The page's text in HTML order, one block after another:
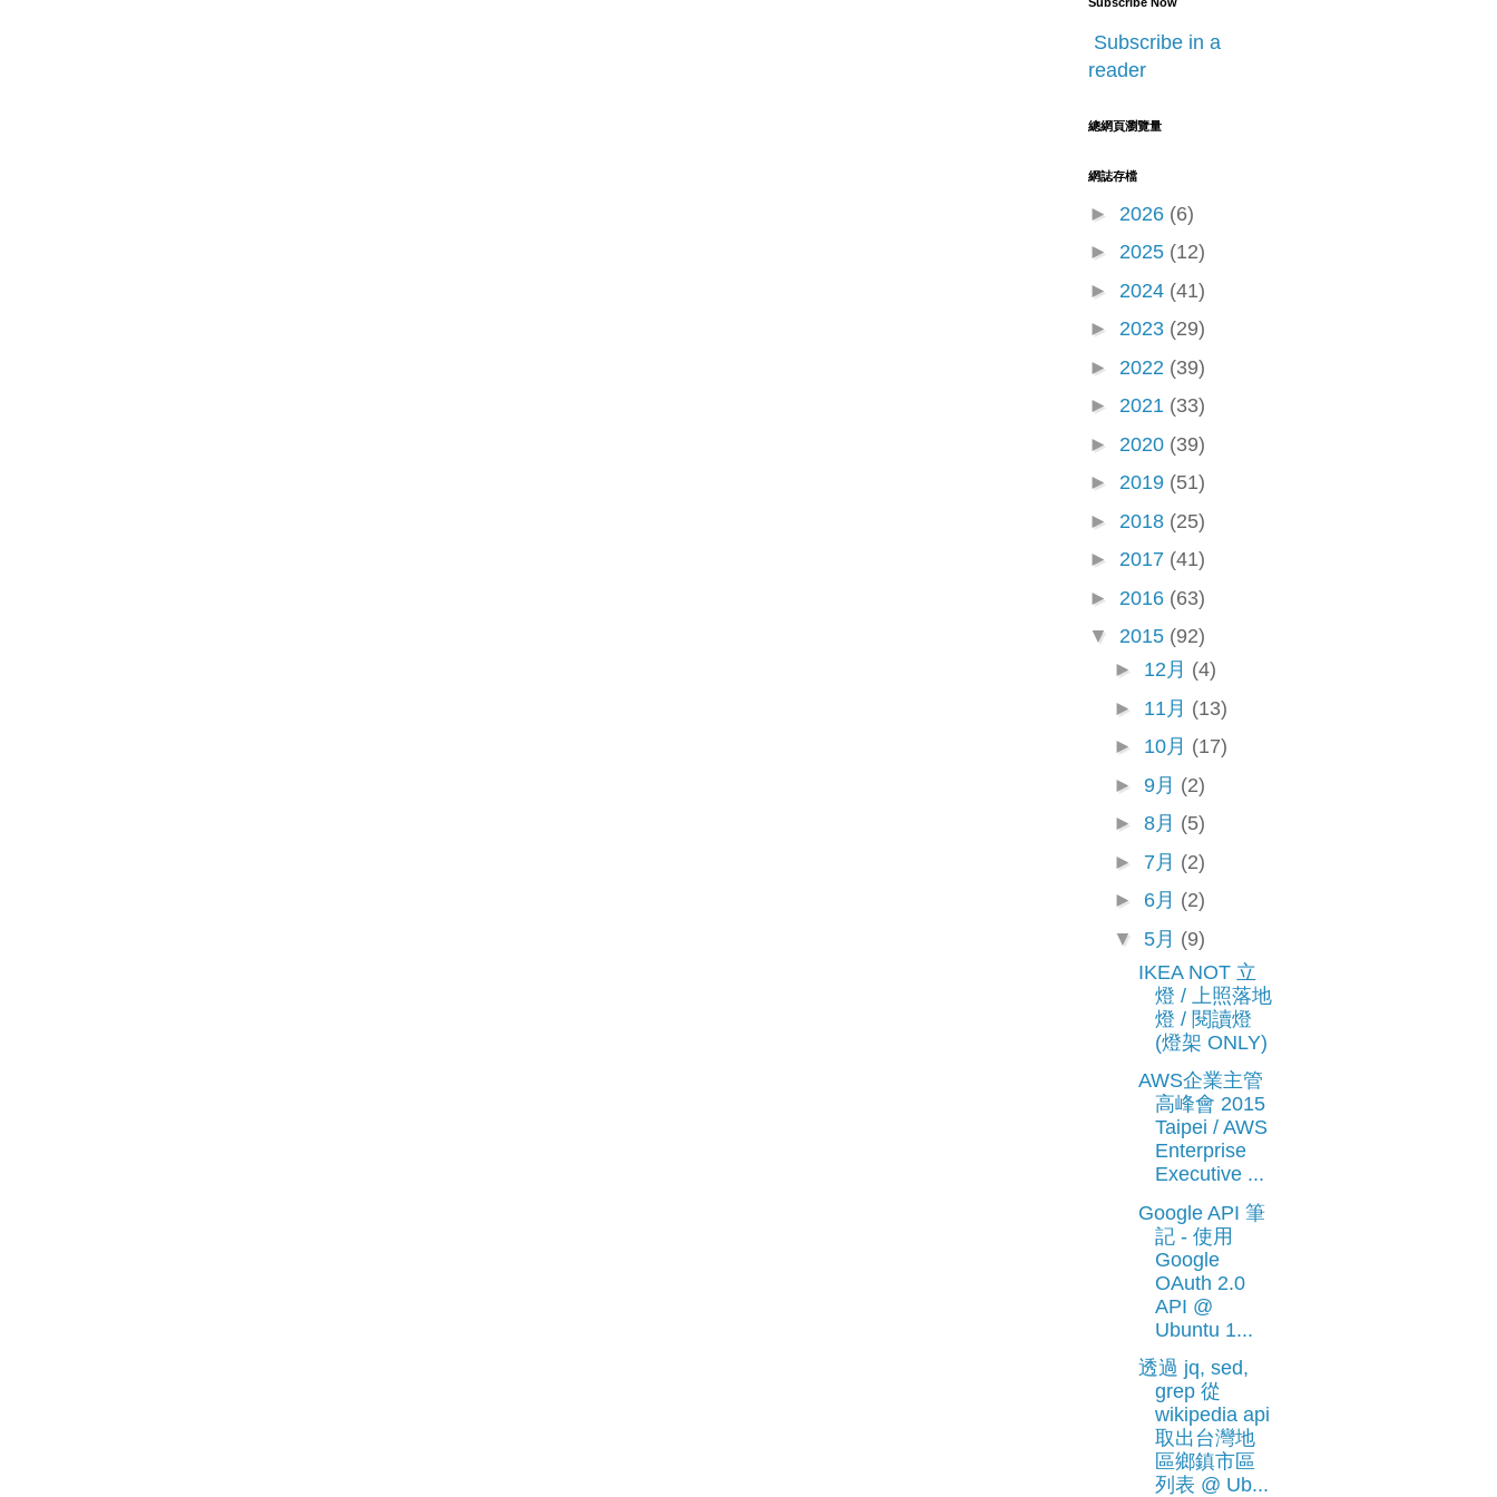
Subscribe in a
reader
總網頁瀏覽量
網誌存檔
► 2026 (6)
► 2025 (12)
► 2024 (41)
► 2023 (29)
► 2022 (39)
► 2021 (33)
► 2020 (39)
► 2019 (51)
► 2018 (25)
► 2017 (41)
► 2016 (63)
▼ 2015 (92)
► 12月 (4)
► 11月 (13)
► 10月 (17)
► 9月 (2)
► 8月 (5)
► 7月 (2)
► 6月 (2)
▼ 5月 (9)
IKEA NOT 立
燈 / 上照落地
燈 / 閱讀燈
(燈架 ONLY)
AWS企業主管
高峰會 2015
Taipei / AWS
Enterprise
Executive ...
Google API 筆
記 - 使用
Google
OAuth 2.0
API @
Ubuntu 1...
透過 jq, sed,
grep 從
wikipedia api
取出台灣地
區鄉鎮市區
列表 @ Ub...